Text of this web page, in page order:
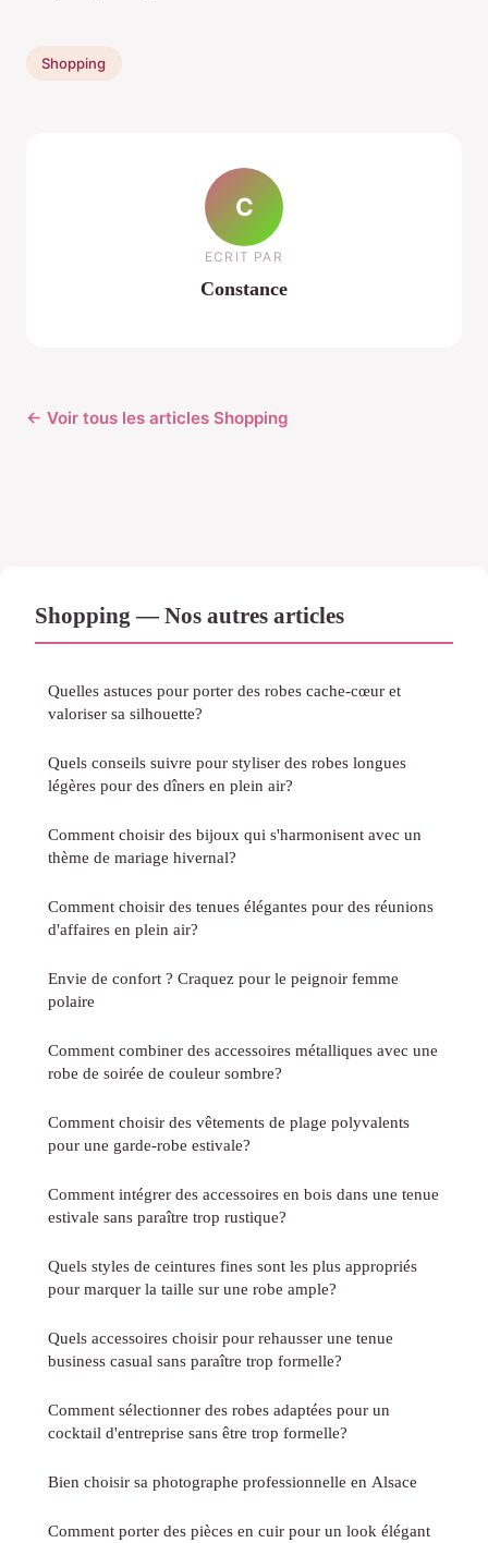
Shopping
C
ECRIT PAR
Constance
← Voir tous les articles Shopping
Shopping — Nos autres articles
Quelles astuces pour porter des robes cache-cœur et
valoriser sa silhouette?
Quels conseils suivre pour styliser des robes longues
légères pour des dîners en plein air?
Comment choisir des bijoux qui s'harmonisent avec un
thème de mariage hivernal?
Comment choisir des tenues élégantes pour des réunions
d'affaires en plein air?
Envie de confort ? Craquez pour le peignoir femme
polaire
Comment combiner des accessoires métalliques avec une
robe de soirée de couleur sombre?
Comment choisir des vêtements de plage polyvalents
pour une garde-robe estivale?
Comment intégrer des accessoires en bois dans une tenue
estivale sans paraître trop rustique?
Quels styles de ceintures fines sont les plus appropriés
pour marquer la taille sur une robe ample?
Quels accessoires choisir pour rehausser une tenue
business casual sans paraître trop formelle?
Comment sélectionner des robes adaptées pour un
cocktail d'entreprise sans être trop formelle?
Bien choisir sa photographe professionnelle en Alsace
Comment porter des pièces en cuir pour un look élégant